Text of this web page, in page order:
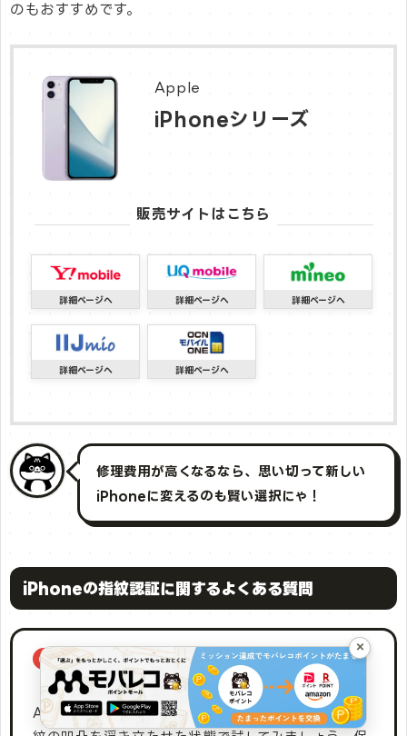
のもおすすめです。
Apple
iPhoneシリーズ
販売サイトはこちら
修理費用が高くなるなら、思い切って新しい
iPhoneに変えるのも賢い選択にゃ！
iPhoneの指紋認証に関するよくある質問
Q. iPhoneの指紋認証（Touch ID）が手荒れ
で反応しないときはどうすればいい？
A. 指先を軽く濡らしてからしっかり拭き、水分で指
×